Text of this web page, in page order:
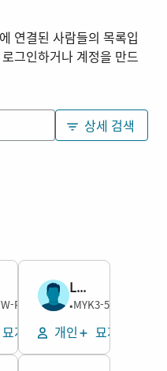
연결된 사람들의 목록입
그인하거나 계정을 만드
상세 검색
PCK
묘지 보기
Lucius Daniels
남성
1848–1910
•MYK3-577
개인 묘지 추가